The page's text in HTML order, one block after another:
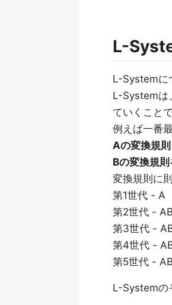
L-
L-Systemに
L-Systemは
ていくこと
例えば一番
Aの変換規則
Bの変換規則
変換規則に
第1世代 - A
第2世代 - AB
第3世代 -
第4世代 -
第5世代 -
L-Systemの